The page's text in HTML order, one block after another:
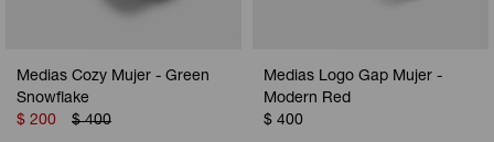
Medias Cozy Mujer - Green
Snowflake
$ 200 $ 400
Medias Logo Gap Mujer -
Modern Red
$ 400